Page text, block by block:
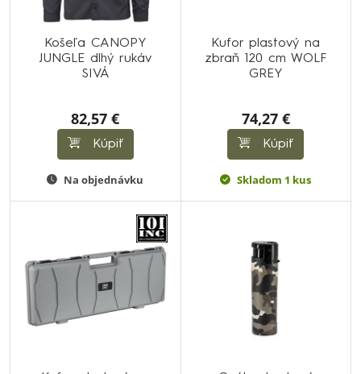
Košeľa CANOPY
JUNGLE dlhý rukáv
SIVÁ
82,57 €
Kúpiť
Na objednávku
Kufor plastový na
zbraň 120 cm WOLF
GREY
74,27 €
Kúpiť
Skladom 1 kus